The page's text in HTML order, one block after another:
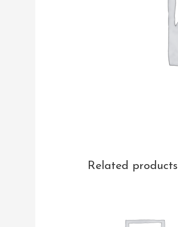
Related products